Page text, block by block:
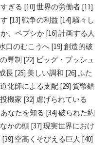
ぎる [10] 世界の労働者 [11]
[13] 戦争の利益 [14] 騒々し
、ペプシか [16] 計画する人
口のむこうへ [19] 創造的破
専制 [22] ビッグ・プッシュ
長 [25] 美しい調和 [26] ふた
化師による支配 [29] 貨幣錯
機家 [32] 虐げられている
なたを知る [34] 破られた約
かの頭 [37] 現実世界におけ
空高くそびえる巨人 [40]